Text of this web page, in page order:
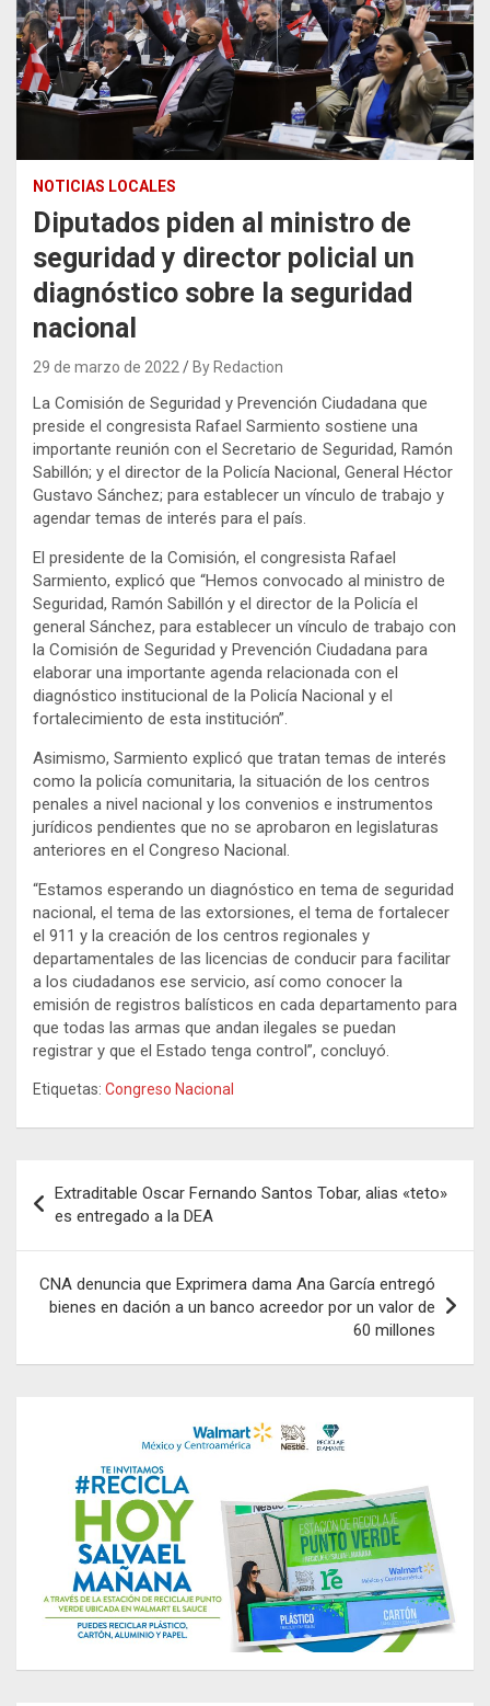
NOTICIAS LOCALES
Diputados piden al ministro de
seguridad y director policial un
diagnóstico sobre la seguridad
nacional
29 de marzo de 2022 By Redaction
La Comisión de Seguridad y Prevención Ciudadana que
preside el congresista Rafael Sarmiento sostiene una
importante reunión con el Secretario de Seguridad, Ramón
Sabillón; y el director de la Policía Nacional, General Héctor
Gustavo Sánchez; para establecer un vínculo de trabajo y
agendar temas de interés para el país.
El presidente de la Comisión, el congresista Rafael
Sarmiento, explicó que “Hemos convocado al ministro de
Seguridad, Ramón Sabillón y el director de la Policía el
general Sánchez, para establecer un vínculo de trabajo con
la Comisión de Seguridad y Prevención Ciudadana para
elaborar una importante agenda relacionada con el
diagnóstico institucional de la Policía Nacional y el
fortalecimiento de esta institución”.
Asimismo, Sarmiento explicó que tratan temas de interés
como la policía comunitaria, la situación de los centros
penales a nivel nacional y los convenios e instrumentos
jurídicos pendientes que no se aprobaron en legislaturas
anteriores en el Congreso Nacional.
“Estamos esperando un diagnóstico en tema de seguridad
nacional, el tema de las extorsiones, el tema de fortalecer
el 911 y la creación de los centros regionales y
departamentales de las licencias de conducir para facilitar
a los ciudadanos ese servicio, así como conocer la
emisión de registros balísticos en cada departamento para
que todas las armas que andan ilegales se puedan
registrar y que el Estado tenga control”, concluyó.
Etiquetas: Congreso Nacional
de
entradas
Extraditable Oscar Fernando Santos Tobar, alias «teto»
es entregado a la DEA
CNA denuncia que Exprimera dama Ana García entregó
bienes en dación a un banco acreedor por un valor de
60 millones